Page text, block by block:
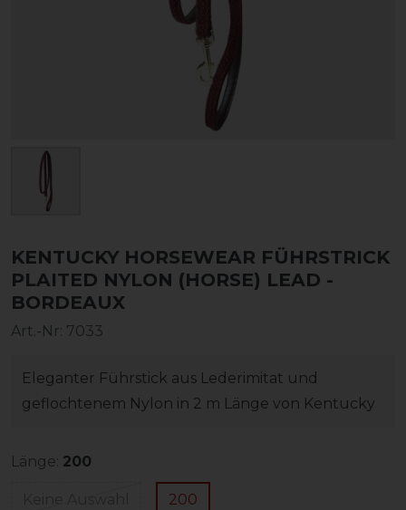
KENTUCKY HORSEWEAR FÜHRSTRICK
PLAITED NYLON (HORSE) LEAD -
BORDEAUX
Art.-Nr: 7033
Eleganter Führstick aus Lederimitat und
geflochtenem Nylon in 2 m Länge von Kentucky
Länge: 200
200